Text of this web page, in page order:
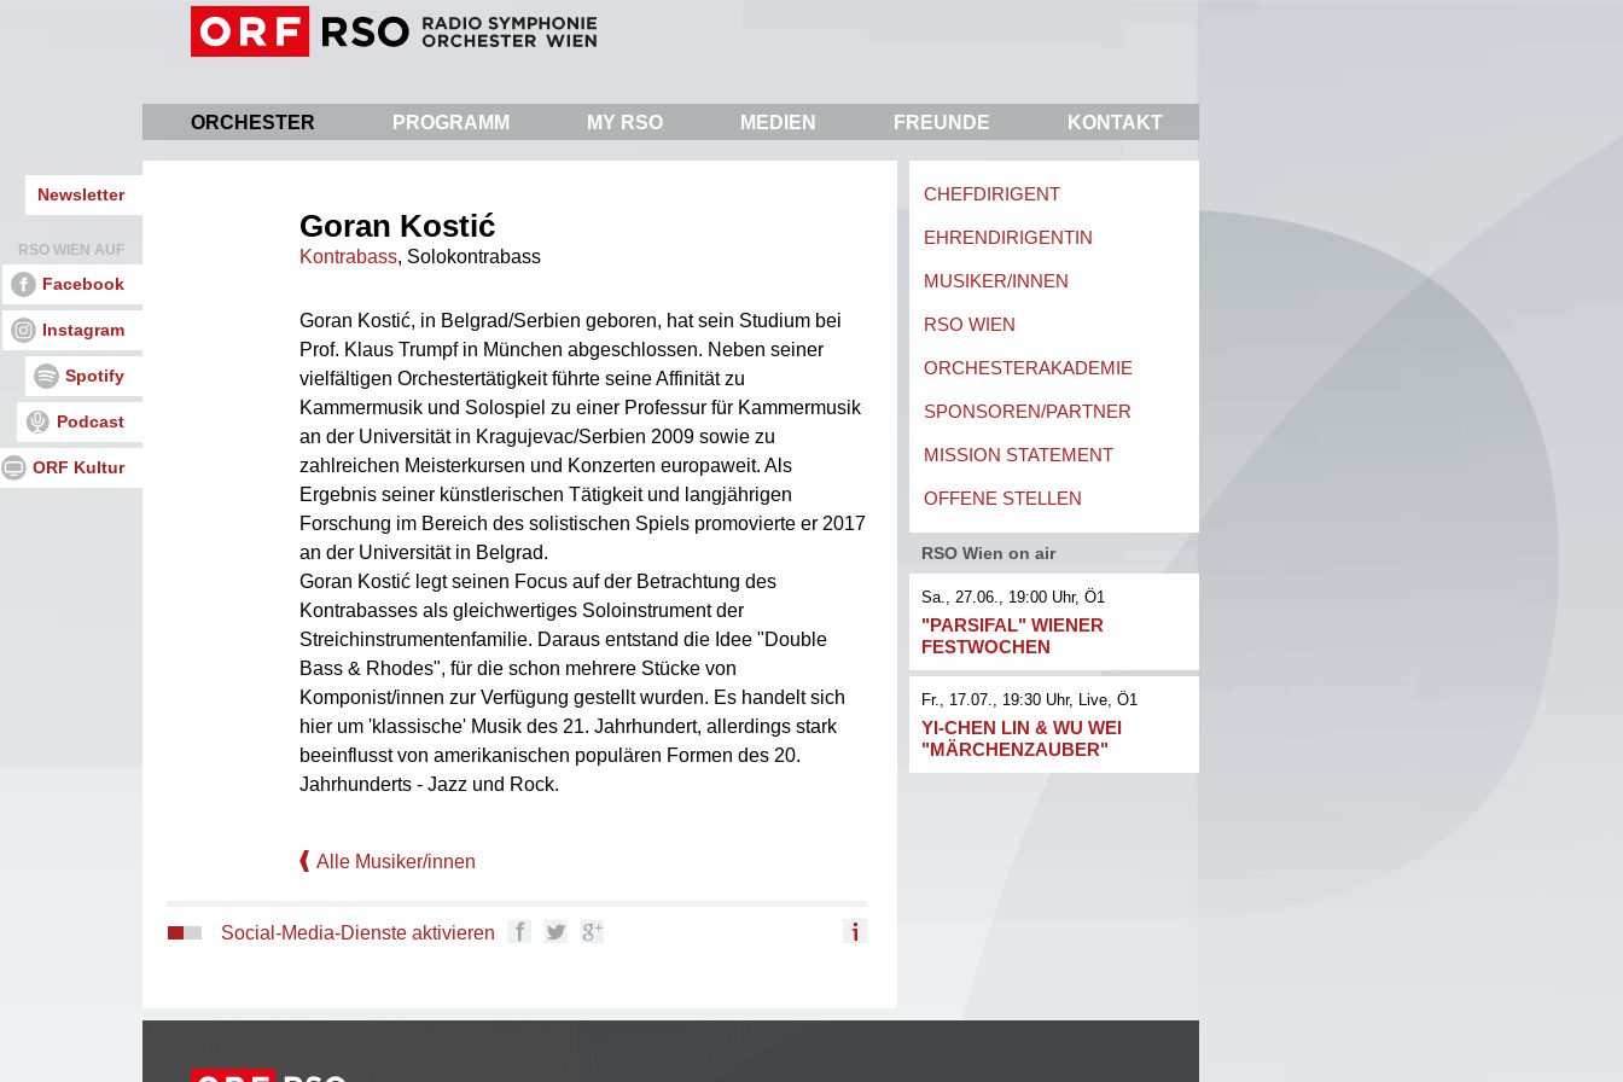
ORCHESTER PROGRAMM MY RSO MEDIEN FREUNDE KONTAKT
Newsletter
RSO WIEN AUF
Facebook
Instagram
Spotify
Podcast
ORF Kultur
Goran Kostić
Kontrabass, Solokontrabass
Goran Kostić, in Belgrad/Serbien geboren, hat sein Studium bei
Prof. Klaus Trumpf in München abgeschlossen. Neben seiner
vielfältigen Orchestertätigkeit führte seine Affinität zu
Kammermusik und Solospiel zu einer Professur für Kammermusik
an der Universität in Kragujevac/Serbien 2009 sowie zu
zahlreichen Meisterkursen und Konzerten europaweit. Als
Ergebnis seiner künstlerischen Tätigkeit und langjährigen
Forschung im Bereich des solistischen Spiels promovierte er 2017
an der Universität in Belgrad.
Goran Kostić legt seinen Focus auf der Betrachtung des
Kontrabasses als gleichwertiges Soloinstrument der
Streichinstrumentenfamilie. Daraus entstand die Idee "Double
Bass & Rhodes", für die schon mehrere Stücke von
Komponist/innen zur Verfügung gestellt wurden. Es handelt sich
hier um 'klassische' Musik des 21. Jahrhundert, allerdings stark
beeinflusst von amerikanischen populären Formen des 20.
Jahrhunderts - Jazz und Rock.
Alle Musiker/innen
Social-Media-Dienste aktivieren
CHEFDIRIGENT
EHRENDIRIGENTIN
MUSIKER/INNEN
RSO WIEN
ORCHESTERAKADEMIE
SPONSOREN/PARTNER
MISSION STATEMENT
OFFENE STELLEN
RSO Wien on air
Sa., 27.06., 19:00 Uhr, Ö1
"PARSIFAL" WIENER
FESTWOCHEN
Fr., 17.07., 19:30 Uhr, Live , Ö1
YI-CHEN LIN & WU WEI
"MÄRCHENZAUBER"